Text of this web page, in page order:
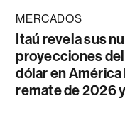
MERCADOS
Itaú revela sus
proyecciones
dólar en América
remate de 2026